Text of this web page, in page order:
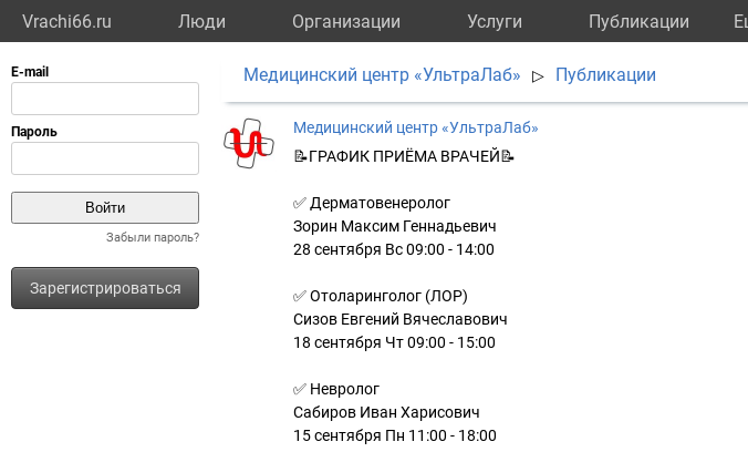
Vrachi66.ru Люди Организации Услуги Публикации
Забыли пароль?
Зарегистрироваться
Медицинский центр «УльтраЛаб» ▷ Публикации
Медицинский центр «УльтраЛаб»
📝ГРАФИК ПРИЁМА ВРАЧЕЙ📝
✅ Дерматовенеролог
Зорин Максим Геннадьевич
28 сентября Вс 09:00 - 14:00
✅ Отоларинголог (ЛОР)
Сизов Евгений Вячеславович
18 сентября Чт 09:00 - 15:00
✅ Невролог
Сабиров Иван Харисович
15 сентября Пн 11:00 - 18:00